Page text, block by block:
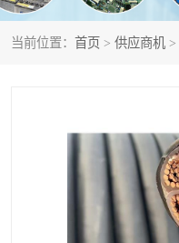
当前位置： 首页 > 供应商机 >